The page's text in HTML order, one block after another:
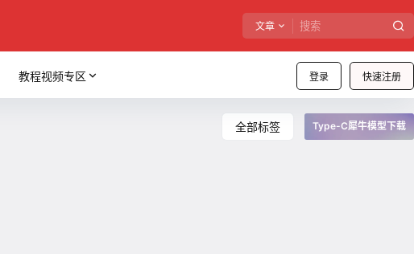
文章
登录 快速注册
教程视频专区
全部标签 Type-C犀牛模型下载